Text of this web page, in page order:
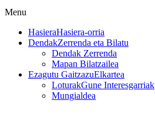
Menu
HasieraHasiera-orria
DendakZerrenda eta Bilatu
Dendak Zerrenda
Mapan Bilatzailea
Ezagutu GaitzazuElkartea
LoturakGune Interesgarriak
Mungialdea